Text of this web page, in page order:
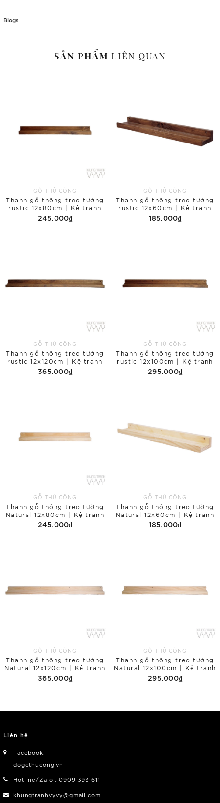
Blogs
SẢN PHẨM LIÊN QUAN
GỖ THỦ CÔNG
Thanh gỗ thông treo tường
rustic 12x80cm | Kệ tranh
245.000₫
GỖ THỦ CÔNG
Thanh gỗ thông treo tường
rustic 12x60cm | Kệ tranh
185.000₫
GỖ THỦ CÔNG
Thanh gỗ thông treo tường
rustic 12x120cm | Kệ tranh
365.000₫
GỖ THỦ CÔNG
Thanh gỗ thông treo tường
rustic 12x100cm | Kệ tranh
295.000₫
GỖ THỦ CÔNG
Thanh gỗ thông treo tường
Natural 12x80cm | Kệ tranh
245.000₫
GỖ THỦ CÔNG
Thanh gỗ thông treo tường
Natural 12x60cm | Kệ tranh
185.000₫
GỖ THỦ CÔNG
Thanh gỗ thông treo tường
Natural 12x120cm | Kệ tranh
365.000₫
GỖ THỦ CÔNG
Thanh gỗ thông treo tường
Natural 12x100cm | Kệ tranh
295.000₫
Liên hệ
Facebook:
dogothucong.vn
Hotline/Zalo : 0909 393 611
khungtranhvyvy@gmail.com